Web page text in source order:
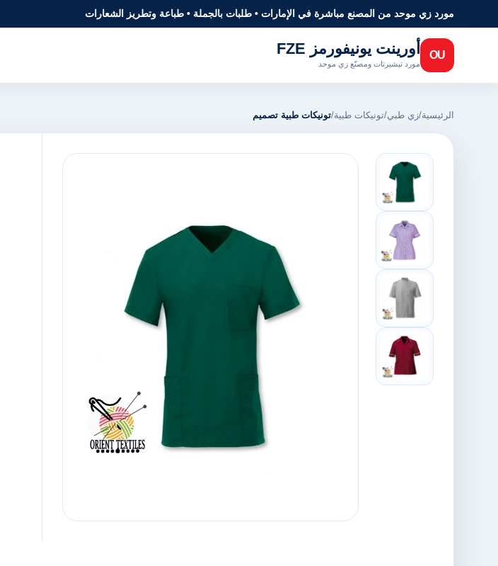
مورد زي موحد من المصنع مباشرة في الإمارات • طلبات بالجملة • طباعة وتطريز الشعارات
OU أورينت يونيفورمز FZE
مورد تيشيرتات ومصنّع زي موحد
الرئيسية/زي طبي/تونيكات طبية/تونيكات طبية تصميم